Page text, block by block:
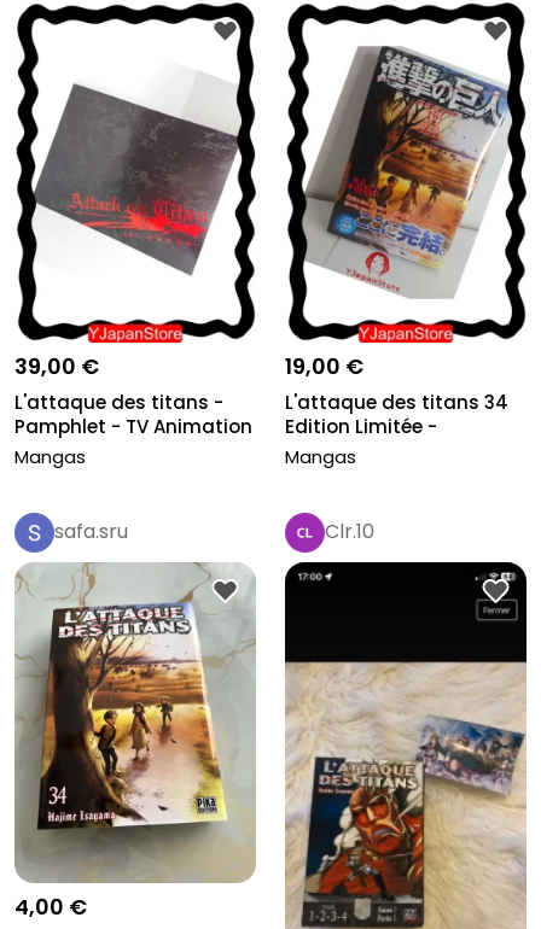
39,00 €
L'attaque des titans -
Pamphlet - TV Animation
- P...
Mangas
19,00 €
L'attaque des titans 34
Edition Limitée -
Beginnin...
Mangas
safa.sru
4,00 €
Clr.10